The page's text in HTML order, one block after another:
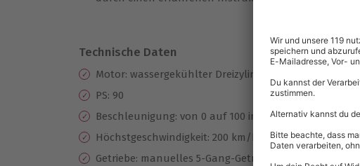
Technische Daten
Motor: wassergekühlter Dreizylinder-Zweitaktmotor
PS: 90
Beschleunigung: von 0 auf 100 in 11 sek.
Höchstgeschwindigkeit: 200 km/h
Getriebe: manuelles 5-Gang-Getriebe